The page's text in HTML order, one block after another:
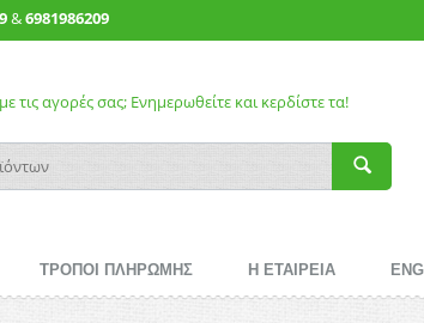
&6981986209
τις αγορές σας; Ενημερωθείτε και κερδίστε τα!
ΤΡΟΠΟΙ ΠΛΗΡΩΜΗΣ Η ΕΤΑΙΡΕΙΑ